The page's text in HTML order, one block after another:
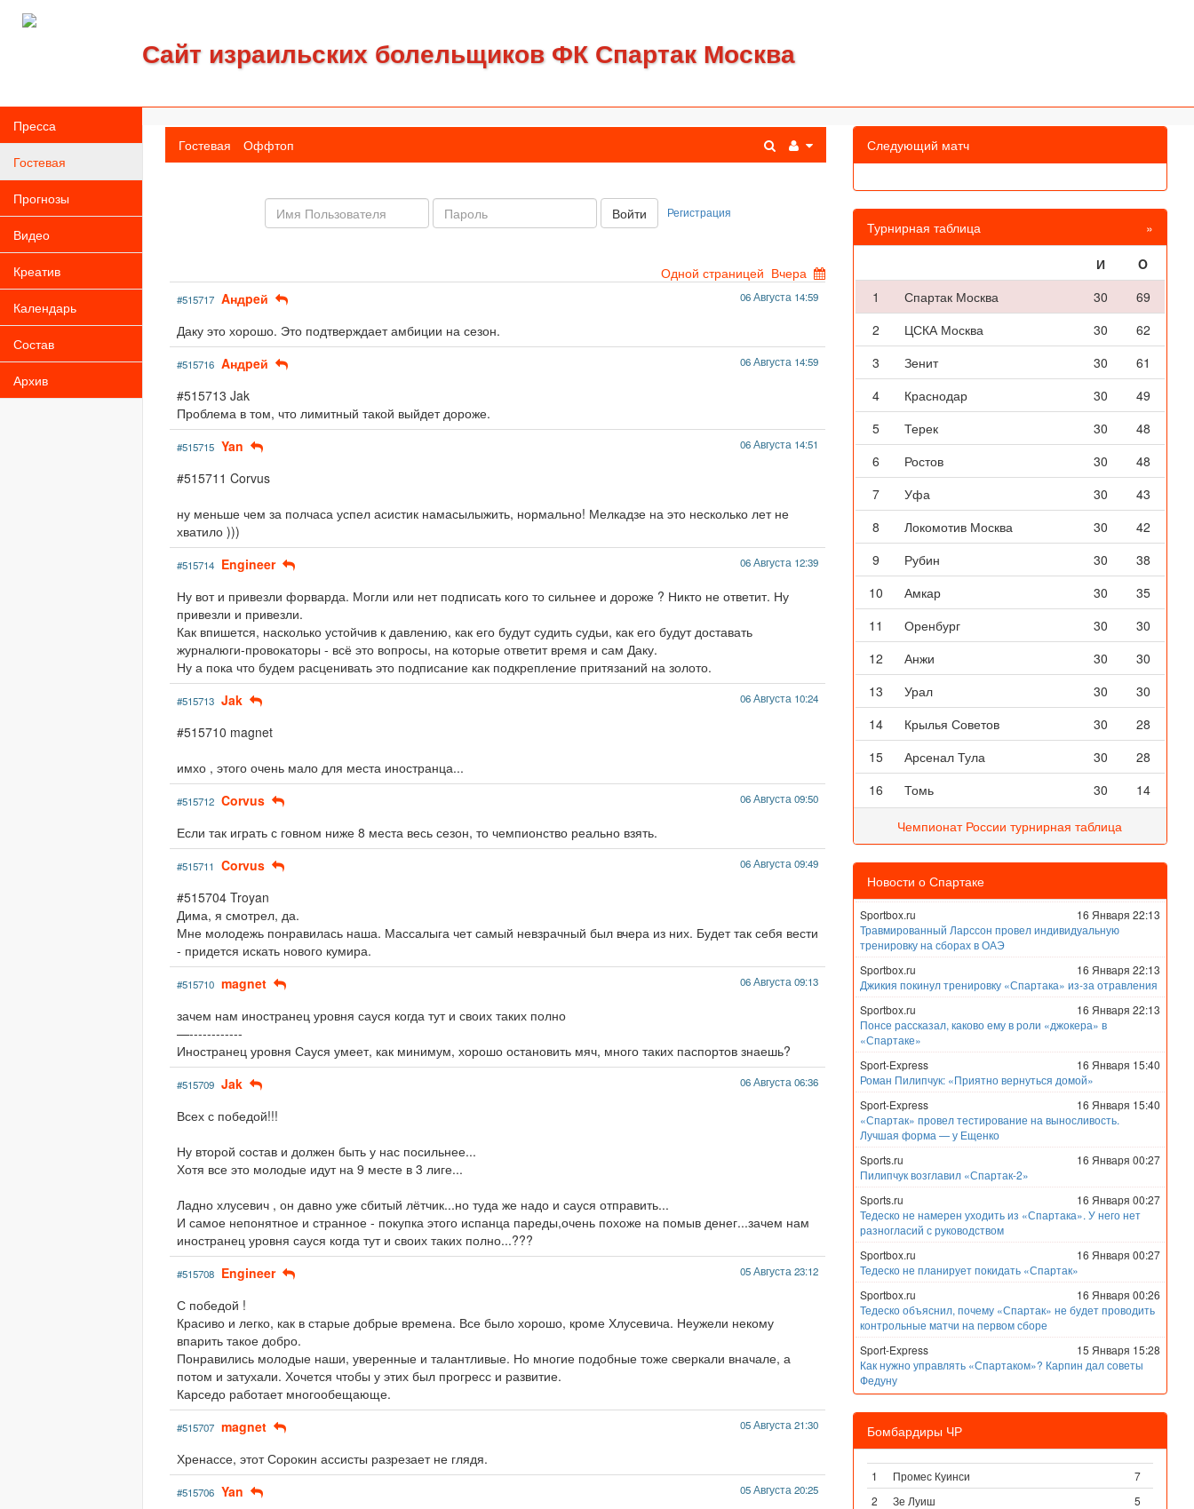
Сайт израильских болельщиков ФК Спартак Москва
Пресса
Гостевая
Прогнозы
Видео
Креатив
Календарь
Состав
Архив
Гостевая Оффтоп
Имя
пользователя
Пароль: Войти Регистрация
Одной страницей Вчера
#515717 Aндpeй 06 Августа 14:59
Даку это хорошо. Это подтверждает амбиции на сезон.
#515716 Aндpeй 06 Августа 14:59
#515713 Jak
Проблема в том, что лимитный такой выйдет дороже.
#515715 Yan 06 Августа 14:51
#515711 Corvus
ну меньше чем за полчаса успел асистик намасылыжить, нормально! Мелкадзе на это несколько лет не
хватило )))
#515714 Engineer 06 Августа 12:39
Ну вот и привезли форварда. Могли или нет подписать кого то сильнее и дороже ? Никто не ответит. Ну
привезли и привезли.
Как впишется, насколько устойчив к давлению, как его будут судить судьи, как его будут доставать
журналюги-провокаторы - всё это вопросы, на которые ответит время и сам Даку.
Ну а пока что будем расценивать это подписание как подкрепление притязаний на золото.
#515713 Jak 06 Августа 10:24
#515710 magnet
имхо , этого очень мало для места иностранца...
#515712 Corvus 06 Августа 09:50
Если так играть с говном ниже 8 места весь сезон, то чемпионство реально взять.
#515711 Corvus 06 Августа 09:49
#515704 Troyan
Дима, я смотрел, да.
Мне молодежь понравилась наша. Массалыга чет самый невзрачный был вчера из них. Будет так себя вести
- придется искать нового кумира.
#515710 magnet 06 Августа 09:13
зачем нам иностранец уровня сауся когда тут и своих таких полно
—------------
Иностранец уровня Сауся умеет, как минимум, хорошо остановить мяч, много таких паспортов знаешь?
#515709 Jak 06 Августа 06:36
Всех с победой!!!
Ну второй состав и должен быть у нас посильнее...
Хотя все это молодые идут на 9 месте в 3 лиге...
Ладно хлусевич , он давно уже сбитый лётчик...но туда же надо и сауся отправить...
И самое непонятное и странное - покупка этого испанца пареды,очень похоже на помыв денег...зачем нам
иностранец уровня сауся когда тут и своих таких полно...???
#515708 Engineer 05 Августа 23:12
С победой !
Красиво и легко, как в старые добрые времена. Все было хорошо, кроме Хлусевича. Неужели некому
впарить такое добро.
Понравились молодые наши, уверенные и талантливые. Но многие подобные тоже сверкали вначале, а
потом и затухали. Хочется чтобы у этих был прогресс и развитие.
Карседо работает многообещающе.
#515707 magnet 05 Августа 21:30
Хренассе, этот Сорокин ассисты разрезает не глядя.
#515706 Yan 05 Августа 20:25
Следующий матч
Турнирная таблица »
И
O
1
Спартак Москва 30
69
2
ЦСКА Москва 30
62
3
Зенит 30
61
4
Краснодар 30
49
5
Терек 30
48
6
Ростов 30
48
7
Уфа 30
43
8
Локомотив Москва 30
42
9
Рубин 30
38
10
Амкар 30
35
11
Оренбург 30
30
12
Анжи 30
30
13
Урал 30
30
14
Крылья Советов 30
28
15
Арсенал Тула 30
28
16
Томь 30 14
Чемпионат России турнирная таблица
Новости о Спартаке
Sportbox.ru
16 Января 22:13
Травмированный Ларссон провел индивидуальную
тренировку на сборах в ОАЭ
Sportbox.ru
16 Января 22:13
Джикия покинул тренировку «Спартака» из-за отравления
Sportbox.ru
16 Января 22:13
Понсе рассказал, каково ему в роли «джокера» в
«Спартаке»
Sport-Express
16 Января 15:40
Роман Пилипчук: «Приятно вернуться домой»
Sport-Express
16 Января 15:40
«Спартак» провел тестирование на выносливость.
Лучшая форма — у Ещенко
Sports.ru
16 Января 00:27
Пилипчук возглавил «Спартак-2»
Sports.ru
16 Января 00:27
Тедеско не намерен уходить из «Спартака». У него нет
разногласий с руководством
Sportbox.ru
16 Января 00:27
Тедеско не планирует покидать «Спартак»
Sportbox.ru
16 Января 00:26
Тедеско объяснил, почему «Спартак» не будет проводить
контрольные матчи на первом сборе
Sport-Express
15 Января 15:28
Как нужно управлять «Спартаком»? Карпин дал советы
Федуну
Бомбардиры ЧР
1 Промес Куинси
7
2
Зе Луиш
5